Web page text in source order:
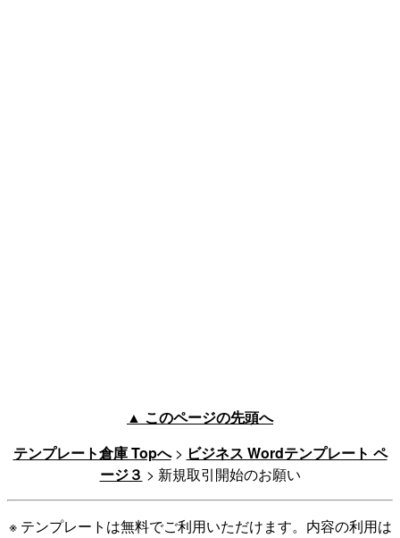
▲ このページの先頭へ
テンプレート倉庫 Topへ> ビジネス Wordテンプレート ペ
ージ３ > 新規取引開始のお願い
※ テンプレートは無料でご利用いただけます。内容の利用は